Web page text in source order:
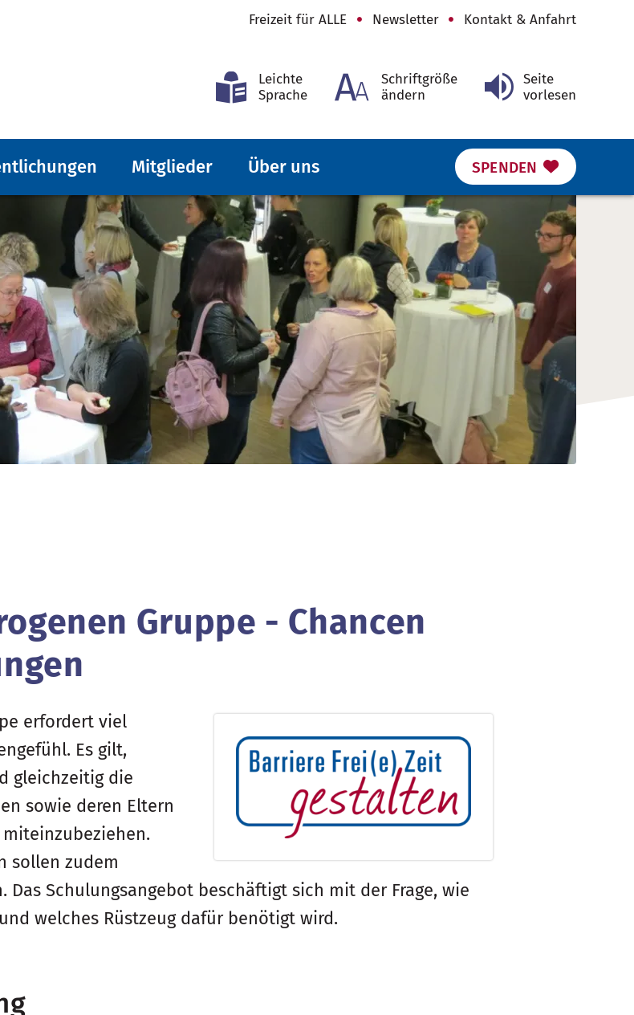
Freizeit für ALLE Newsletter Kontakt & Anfahrt
Leichte
Sprache
Schriftgröße
ändern
Seite
vorlesen
Mitglieder Über uns SPENDEN
Gruppe - Chancen
erfordert viel
Es gilt,
gleichzeitig die
sowie deren Eltern
sollen zudem
Schulungsangebot beschäftigt sich mit der Frage, wie
welches Rüstzeug dafür benötigt wird.